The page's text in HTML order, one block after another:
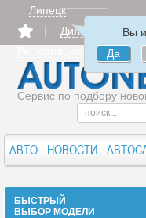
Липецк
Вы
Да
Дилерам
Сервис по подбору
АВТО НОВОСТИ
БЫСТРЫЙ
ВЫБОР МОДЕЛИ